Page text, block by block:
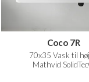
Coco 7R
70x35 Vask til
Mathvid